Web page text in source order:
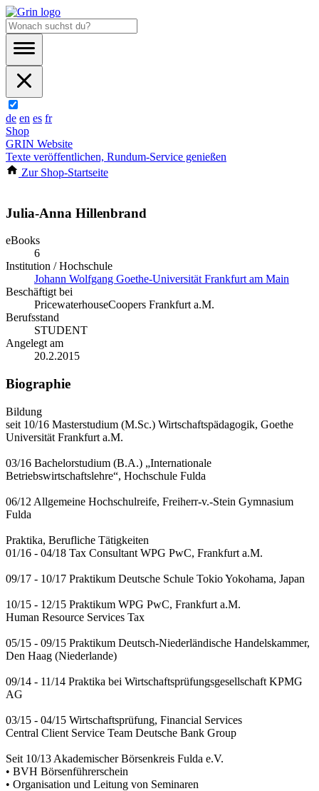
de en es fr
Shop
GRIN Website
Texte veröffentlichen, Rundum-Service genießen
Zur Shop-Startseite
Julia-Anna Hillenbrand
eBooks
6
Institution / Hochschule
Johann Wolfgang Goethe-Universität Frankfurt am Main
Beschäftigt bei
PricewaterhouseCoopers Frankfurt a.M.
Berufsstand
STUDENT
Angelegt am
20.2.2015
Biographie
Bildung
seit 10/16 Masterstudium (M.Sc.) Wirtschaftspädagogik, Goethe
Universität Frankfurt a.M.
03/16 Bachelorstudium (B.A.) „Internationale
Betriebswirtschaftslehre“, Hochschule Fulda
06/12 Allgemeine Hochschulreife, Freiherr-v.-Stein Gymnasium
Fulda
Praktika, Berufliche Tätigkeiten
01/16 - 04/18 Tax Consultant WPG PwC, Frankfurt a.M.
09/17 - 10/17 Praktikum Deutsche Schule Tokio Yokohama, Japan
10/15 - 12/15 Praktikum WPG PwC, Frankfurt a.M.
Human Resource Services Tax
05/15 - 09/15 Praktikum Deutsch-Niederländische Handelskammer,
Den Haag (Niederlande)
09/14 - 11/14 Praktika bei Wirtschaftsprüfungsgesellschaft KPMG
AG
03/15 - 04/15 Wirtschaftsprüfung, Financial Services
Central Client Service Team Deutsche Bank Group
Seit 10/13 Akademischer Börsenkreis Fulda e.V.
• BVH Börsenführerschein
• Organisation und Leitung von Seminaren